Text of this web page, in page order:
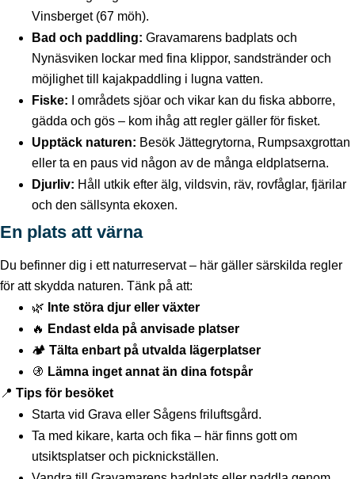
Vinsberget (67 möh).
Bad och paddling: Gravamarens badplats och
Nynäsviken lockar med fina klippor, sandstränder och
möjlighet till kajakpaddling i lugna vatten.
Fiske: I områdets sjöar och vikar kan du fiska abborre,
gädda och gös – kom ihåg att regler gäller för fisket.
Upptäck naturen: Besök Jättegrytorna, Rumpsaxgrottan
eller ta en paus vid någon av de många eldplatserna.
Djurliv: Håll utkik efter älg, vildsvin, räv, rovfåglar, fjärilar
och den sällsynta ekoxen.
En plats att värna
Du befinner dig i ett naturreservat – här gäller särskilda regler
för att skydda naturen. Tänk på att:
🌿 Inte störa djur eller växter
🔥 Endast elda på anvisade platser
🏕️ Tälta enbart på utvalda lägerplatser
🚯 Lämna inget annat än dina fotspår
📍 Tips för besöket
Starta vid Grava eller Sågens friluftsgård.
Ta med kikare, karta och fika – här finns gott om
utsiktsplatser och picknickställen.